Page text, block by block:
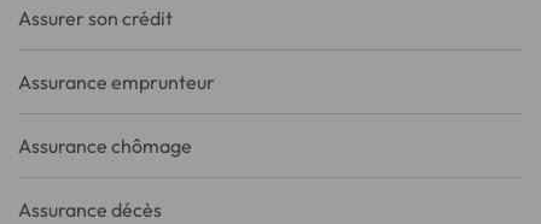
Assurer son crédit
Assurance emprunteur
Assurance chômage
Assurance décès